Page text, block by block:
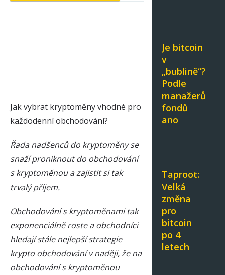
Jak vybrat kryptoměny vhodné pro
každodenní obchodování?
Řada nadšenců do kryptoměny se
snaží proniknout do obchodování
s kryptoměnou a zajistit si tak
trvalý příjem.
Obchodování s kryptoměnami tak
exponenciálně roste a obchodníci
hledají stále nejlepší strategie
krypto obchodování v naději, že na
obchodování s kryptoměnou
Je bitcoin
v
„bublině“?
Podle
manažerů
fondů
ano
Taproot:
Velká
změna
pro
bitcoin
po 4
letech